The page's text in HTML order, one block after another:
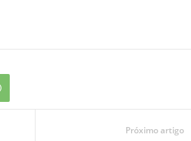
Próximo artigo